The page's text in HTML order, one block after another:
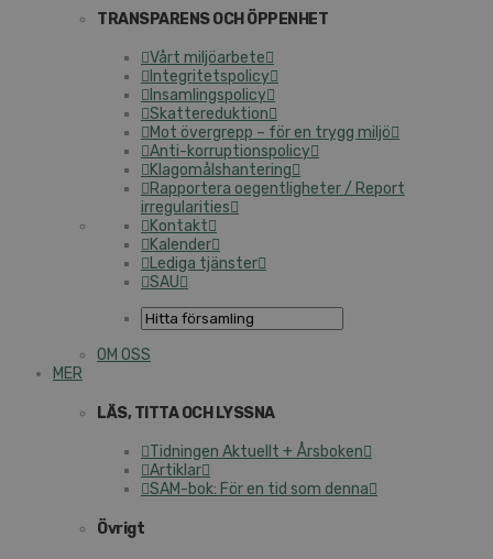
TRANSPARENS OCH ÖPPENHET
Vårt miljöarbete
Integritetspolicy
Insamlingspolicy
Skattereduktion
Mot övergrepp – för en trygg miljö
Anti-korruptionspolicy
Klagomålshantering
Rapportera oegentligheter / Report
irregularities
Kontakt
Kalender
Lediga tjänster
SAU
OM OSS
MER
LÄS, TITTA OCH LYSSNA
Tidningen Aktuellt + Årsboken
Artiklar
SAM-bok: För en tid som denna
Övrigt